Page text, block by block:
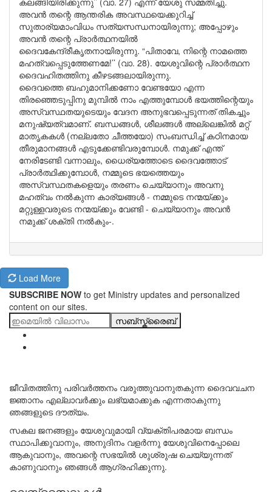
അവൻ തന്റെ ആന്തരിക അവസ്ഥയെക്കുറിച്ച്
സുതാര്യമാംവിധം സത്യസന്ധനായിരുന്നു; അപ്പോഴും
അവൻ തന്റെ പ്രാർത്ഥനയിൽ
ദൈവകേന്ദ്രീകൃതനായിരുന്നു. “പിതാവേ, നിന്റെ നാമത്തെ
മഹത്വപ്പെടുത്തേണമേ!’’ (വാ. 28). യേശുവിന്റെ പ്രാർത്ഥന
ദൈവഹിതത്തിനു കീഴടങ്ങലായിരുന്നു.
ദൈവത്തെ ബഹുമാനിക്കണോ വേണ്ടയോ എന്ന
തിരഞ്ഞെടുപ്പിനു മുമ്പിൽ നാം എത്തുമ്പോൾ ഭയത്തിന്റെയും
അസ്വസ്ഥതയുടെയും വേദന അനുഭവപ്പെടുന്നത് തികച്ചും
മനുഷ്യത്വമാണ്. ബന്ധങ്ങൾ, ശീലങ്ങൾ അല്ലെങ്കിൽ മറ്റ്
മാതൃകകൾ (നല്ലതോ ചീത്തയോ) സംബന്ധിച്ച് കഠിനമായ
തീരുമാനങ്ങൾ എടുക്കേണ്ടിവരുമ്പോൾ. നമുക്ക് എന്ത്
നേരിടേണ്ടി വന്നാലും, ധൈര്യത്തോടെ ദൈവത്തോട്
പ്രാർത്ഥിക്കുമ്പോൾ, നമ്മുടെ ഭയത്തെയും
അസ്വസ്ഥതകളെയും തരണം ചെയ്യാനും അവനു
മഹത്വം നൽകുന്ന കാര്യങ്ങൾ - നമ്മുടെ നന്മയ്ക്കും
മറ്റുള്ളവരുടെ നന്മയ്ക്കും വേണ്ടി - ചെയ്യാനും അവൻ
നമുക്ക് ശക്തി നൽകും-.
Load More
SUBSCRIBE NOW to get Ministry updates and personalized
content on our sites.
സബ്സ്ക്രൈബ്
ജീവിതത്തിനു പരിവർത്തനം വരുത്തുവാനുതകുന്ന ദൈവവചന
ജ്ഞാനം എല്ലാവർക്കും ലഭ്യമാക്കുക എന്നതാകുന്നു
ഞങ്ങളുടെ ദൗത്യം.
സകല ജനങ്ങളും യേശുവുമായി വ്യക്തിപരമായ ബന്ധം
സ്ഥാപിക്കുവാനും, അനുദിനം വളർന്നു യേശുവിനെപ്പോലെ
ആകുവാനും, അവന്റെ സഭയിൽ ശുശ്രുഷ ചെയ്യുന്നത്
കാണുവാനും ഞങ്ങൾ ആഗ്രഹിക്കുന്നു.